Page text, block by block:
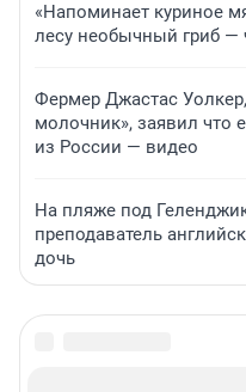
«Напоминает куриное
лесу необычный гриб —
Фермер Джастас
молочник», заявил что
из России — видео
На пляже под
преподаватель
дочь